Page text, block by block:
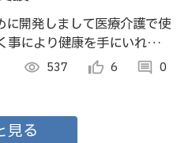
開発しまして医療介護で使
により健康を手にいれ皆
健康長寿につながる事を目
visibility 537 thumb_up_alt 6 comment 0
見る